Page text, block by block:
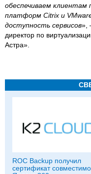
обеспечиваем клиентам
платформ Citrix и
доступность сервисов»,
директор по
Астра».
ROC Backup получил
сертификат